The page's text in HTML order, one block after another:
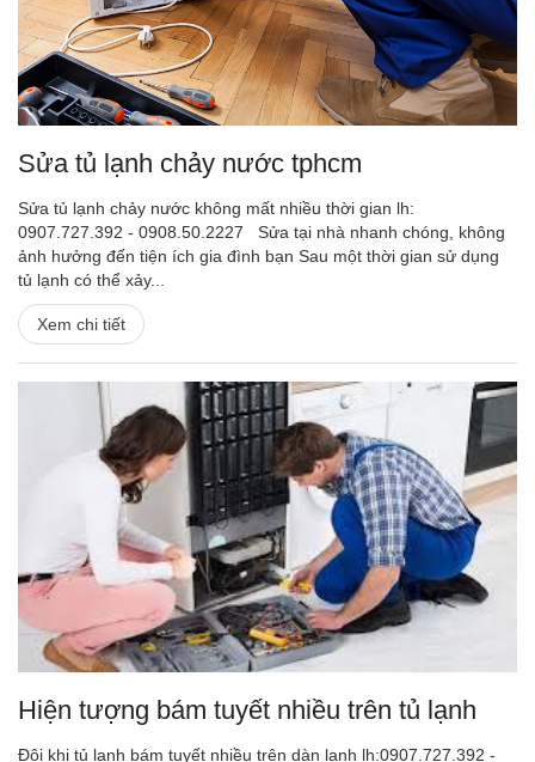
Sửa tủ lạnh chảy nước tphcm
Sửa tủ lạnh chảy nước không mất nhiều thời gian lh:
0907.727.392 - 0908.50.2227 Sửa tại nhà nhanh chóng, không
ảnh hưởng đến tiện ích gia đình bạn Sau một thời gian sử dụng
tủ lạnh có thể xảy...
Xem chi tiết
Hiện tượng bám tuyết nhiều trên tủ lạnh
Đôi khi tủ lạnh bám tuyết nhiều trên dàn lạnh lh:0907.727.392 -